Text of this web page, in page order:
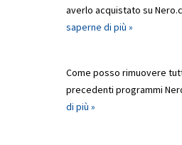
averlo acquistato su
saperne di più »
Come posso rimuovere
precedenti programmi
di più »